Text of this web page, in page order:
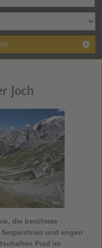
Joch
die berühmte
und engen
Prad im